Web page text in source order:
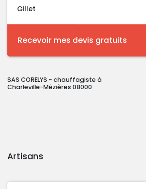
Gillet
Recevoir mes devis gratuits
SAS CORELYS - chauffagiste à
Charleville-Mézières 08000
Artisans